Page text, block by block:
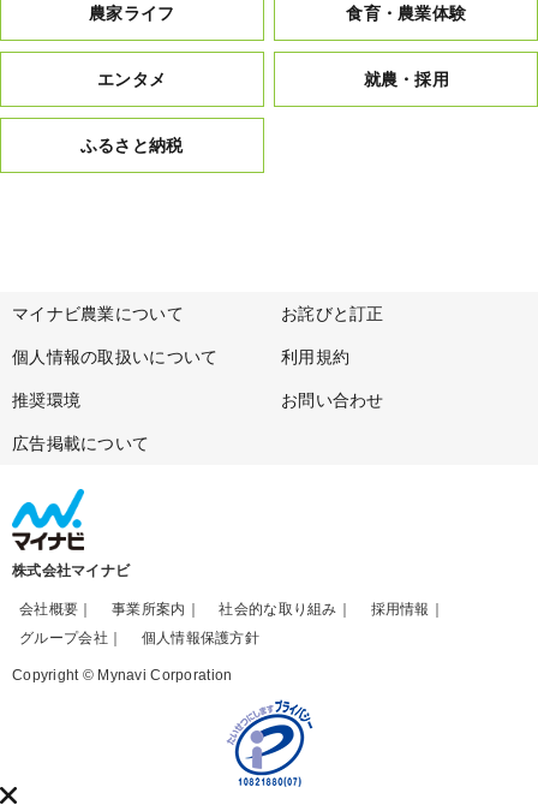
農家ライフ 食育・農業体験
エンタメ 就農・採用
ふるさと納税
マイナビ農業について お詫びと訂正
個人情報の取扱いについて 利用規約
推奨環境 お問い合わせ
広告掲載について
株式会社マイナビ
会社概要 事業所案内 社会的な取り組み
採用情報
グループ会社
個人情報保護方針
Copyright © Mynavi Corporation